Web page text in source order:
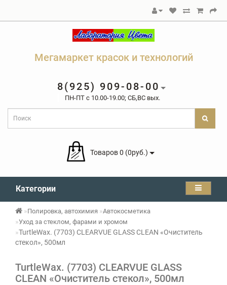
Мегамаркет красок и технологий
8(925) 909-08-00
ПН-ПТ c 10.00-19.00; СБ,ВС вых.
Товаров 0 (0руб.)
Категории
Полировка, автохимия
Автокосметика
Уход за стеклом, фарами и хромом
TurtleWax. (7703) CLEARVUE GLASS CLEAN «Очиститель
стекол», 500мл
TurtleWax. (7703) CLEARVUE GLASS
CLEAN «Очиститель стекол», 500мл